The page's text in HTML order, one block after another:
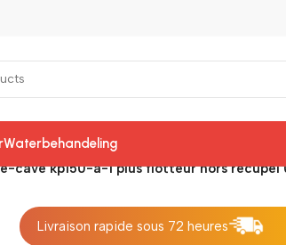
Waterbehandeling
cave kp150-a-1 plus flotteur hors recupel
Livraison rapide sous 72 heures